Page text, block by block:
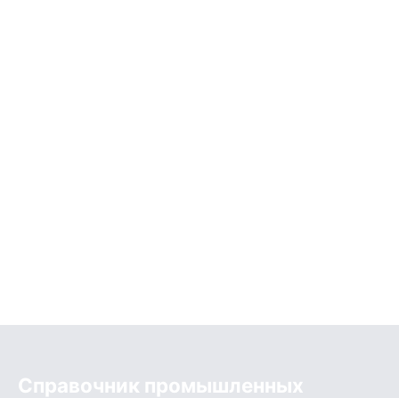
Справочник промышленных